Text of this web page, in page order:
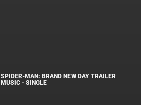
SPIDER-MAN: BRAND NEW DAY TRAILER
MUSIC - SINGLE